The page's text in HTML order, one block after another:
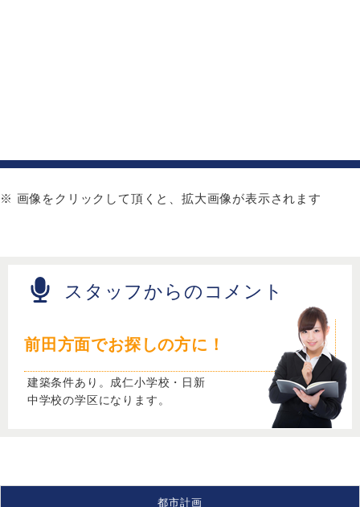
※ 画像をクリックして頂くと、拡大画像が表示されます
スタッフからのコメント
前田方面でお探しの方に！
建築条件あり。成仁小学校・日新
中学校の学区になります。
都市計画